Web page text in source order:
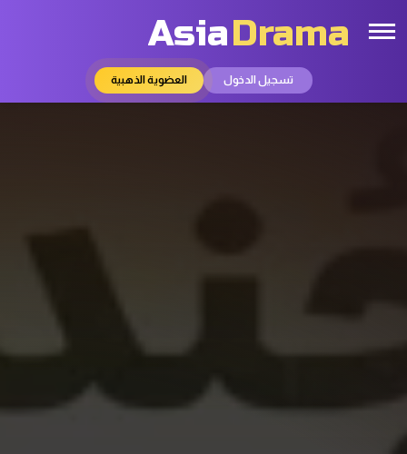
AsiaDrama
تسجيل الدخول العضوية الذهبية